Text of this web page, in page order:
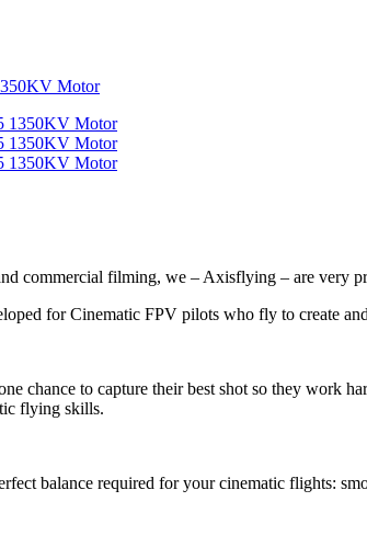
Motor
commercial filming, we – Axisflying – are very
for Cinematic FPV pilots who fly to create
chance to capture their best shot so they work
flying skills.
balance required for your cinematic flights: